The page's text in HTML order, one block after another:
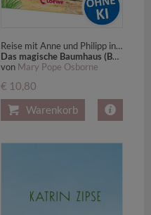
Reise mit Anne und Philipp in die Mongolei! - Kinderbuch zum Vorlesen und ersten Selberlesen für Kinder ab 8 Jahren
Das magische Baumhaus (Band 63) - Die letzten Wildpferde
von Mary Pope Osborne
€ 10,80
Warenkorb